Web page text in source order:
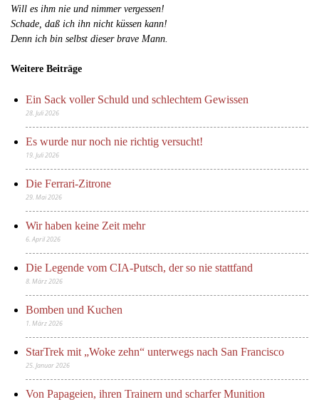
Will es ihm nie und nimmer vergessen!
Schade, daß ich ihn nicht küssen kann!
Denn ich bin selbst dieser brave Mann.
Weitere Beiträge
Ein Sack voller Schuld und schlechtem Gewissen
28. Juli 2026
Es wurde nur noch nie richtig versucht!
19. Juli 2026
Die Ferrari-Zitrone
29. Mai 2026
Wir haben keine Zeit mehr
6. April 2026
Die Legende vom CIA-Putsch, der so nie stattfand
8. März 2026
Bomben und Kuchen
1. März 2026
StarTrek mit „Woke zehn“ unterwegs nach San Francisco
25. Januar 2026
Von Papageien, ihren Trainern und scharfer Munition